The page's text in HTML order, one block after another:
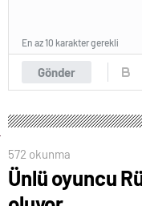
Gönder
En az 10 karakter gerekli
572 okunma
Ünlü oyuncu